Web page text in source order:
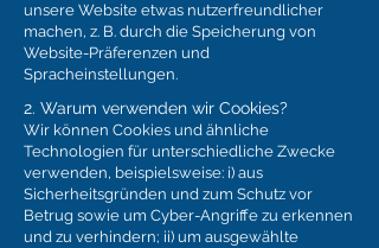
unsere Website etwas nutzerfreundlicher
machen, z. B. durch die Speicherung von
Website-Präferenzen und
Spracheinstellungen.
2. Warum verwenden wir Cookies?
Wir können Cookies und ähnliche
Technologien für unterschiedliche Zwecke
verwenden, beispielsweise: i) aus
Sicherheitsgründen und zum Schutz vor
Betrug sowie um Cyber-Angriffe zu erkennen
und zu verhindern; ii) um ausgewählte